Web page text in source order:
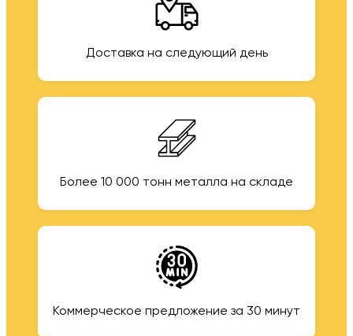
Доставка на следующий день
Более 10 000 тонн металла на складе
Коммерческое предложение за 30 минут